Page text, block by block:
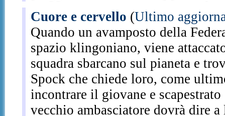
Cuore e cervello (Ultimo
Quando un avamposto della
spazio klingoniano, viene
squadra sbarcano sul pianeta e
Spock che chiede loro, come
incontrare il giovane e
vecchio ambasciatore dovrà dire